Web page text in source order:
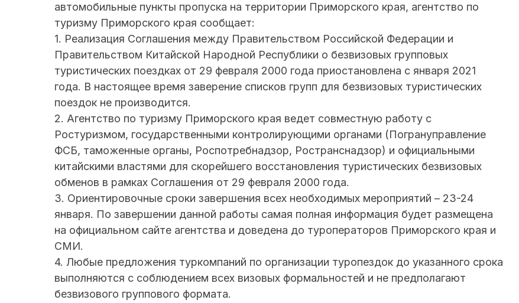
автомобильные пункты пропуска на территории Приморского края, агентство по
туризму Приморского края сообщает:
1. Реализация Соглашения между Правительством Российской Федерации и
Правительством Китайской Народной Республики о безвизовых групповых
туристических поездках от 29 февраля 2000 года приостановлена с января 2021
года. В настоящее время заверение списков групп для безвизовых туристических
поездок не производится.
2. Агентство по туризму Приморского края ведет совместную работу с
Ростуризмом, государственными контролирующими органами (Погрануправление
ФСБ, таможенные органы, Роспотребнадзор, Ространснадзор) и официальными
китайскими властями для скорейшего восстановления туристических безвизовых
обменов в рамках Соглашения от 29 февраля 2000 года.
3. Ориентировочные сроки завершения всех необходимых мероприятий – 23-24
января. По завершении данной работы самая полная информация будет размещена
на официальном сайте агентства и доведена до туроператоров Приморского края и
СМИ.
4. Любые предложения туркомпаний по организации туропездок до указанного срока
выполняются с соблюдением всех визовых формальностей и не предполагают
безвизового группового формата.